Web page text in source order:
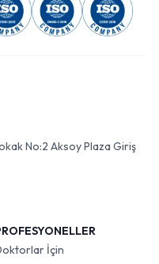
No:2 Aksoy Plaza Giriş
İçin